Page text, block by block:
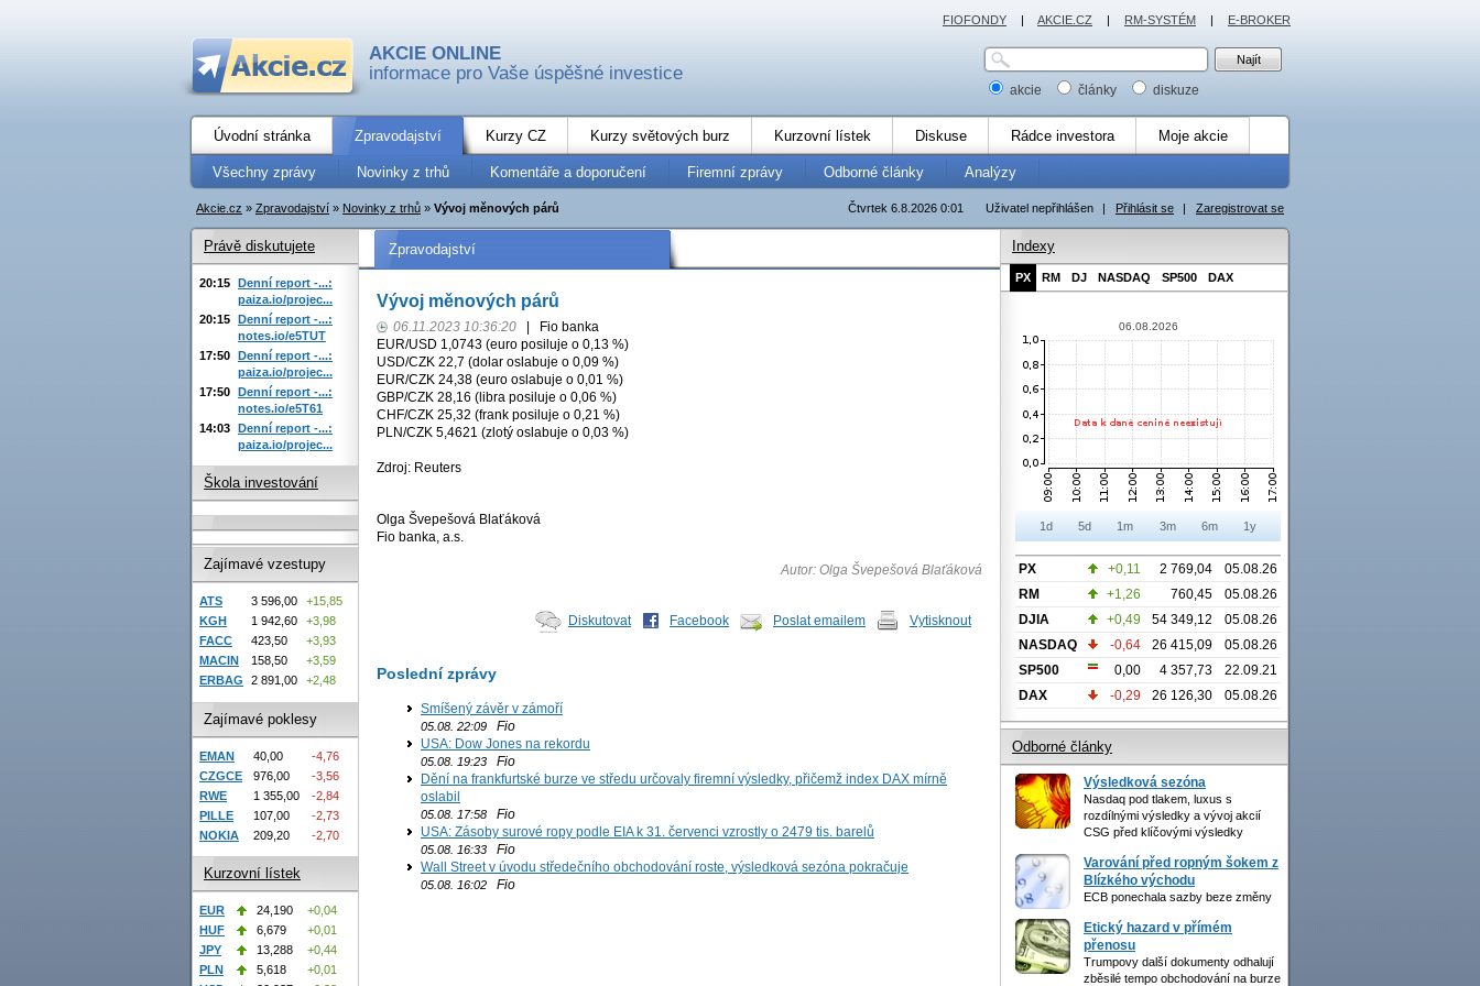
AKCIE ONLINE
informace pro Vaše úspěšné investice
akcie články diskuze
Úvodní stránka Zpravodajství Kurzy CZ Kurzy světových burz Kurzovní lístek Diskuse Rádce investora Moje akcie
Všechny zprávy Novinky z trhů Komentáře a doporučení Firemní zprávy Odborné články Analýzy
Uživatel nepřihlášen | Přihlásit se | Zaregistrovat se
Čtvrtek 6.8.2026 0:01
Akcie.cz » Zpravodajství » Novinky z trhů » Vývoj měnových párů
Zpravodajství
Vývoj měnových párů
06.11.2023 10:36:20
Fio banka
EUR/USD 1,0743 (euro posiluje o 0,13 %)
USD/CZK 22,7 (dolar oslabuje o 0,09 %)
EUR/CZK 24,38 (euro oslabuje o 0,01 %)
GBP/CZK 28,16 (libra posiluje o 0,06 %)
CHF/CZK 25,32 (frank posiluje o 0,21 %)
PLN/CZK 5,4621 (zlotý oslabuje o 0,03 %)
Zdroj: Reuters
Olga Švepešová Blaťáková
Fio banka, a.s.
Autor: Olga Švepešová Blaťáková
Diskutovat Facebook Poslat emailem Vytisknout
Poslední zprávy
Smíšený závěr v zámoří
05.08. 22:09 Fio
USA: Dow Jones na rekordu
05.08. 19:23 Fio
Dění na frankfurtské burze ve středu určovaly firemní výsledky, přičemž index DAX mírně
oslabil
05.08. 17:58 Fio
USA: Zásoby surové ropy podle EIA k 31. červenci vzrostly o 2479 tis. barelů
05.08. 16:33 Fio
Wall Street v úvodu středečního obchodování roste, výsledková sezóna pokračuje
05.08. 16:02 Fio
Právě diskutujete
20:15 Denní report -...:
paiza.io/projec...
20:15 Denní report -...:
notes.io/e5TUT
17:50 Denní report -...:
paiza.io/projec...
17:50 Denní report -...:
notes.io/e5T61
14:03 Denní report -...:
paiza.io/projec...
Škola investování
Zajímavé vzestupy
ATS 3 596,00
+15,85
KGH
1 942,60
+3,98
FACC
423,50
+3,93
MACIN
158,50
+3,59
ERBAG
2 891,00 +2,48
Zajímavé poklesy
EMAN 40,00
-4,76
CZGCE
976,00
-3,56
RWE
1 355,00
-2,84
PILLE
107,00
-2,73
NOKIA
209,20 -2,70
Kurzovní lístek
EUR 24,190
+0,04
HUF
6,679
+0,01
JPY
13,288
+0,44
PLN
5,618
+0,01
Indexy
PX RM DJ NASDAQ SP500 DAX
06.08.2026
1d 5d 1m 3m 6m 1y
PX +0,11 2 769,04
05.08.26
RM
+1,26 760,45
05.08.26
DJIA
+0,49 54 349,12
05.08.26
NASDAQ
-0,64 26 415,09
05.08.26
SP500
0,00 4 357,73
22.09.21
DAX
-0,29 26 126,30 05.08.26
Odborné články
Výsledková sezóna
Nasdaq pod tlakem, luxus s
rozdílnými výsledky a vývoj akcií
CSG před klíčovými výsledky
Varování před ropným šokem z
Blízkého východu
ECB ponechala sazby beze změny
Etický hazard v přímém
přenosu
Trumpovy další dokumenty odhalují
zběsilé tempo obchodování na burze
FIOFONDY | AKCIE.CZ | RM-SYSTÉM | E-BROKER